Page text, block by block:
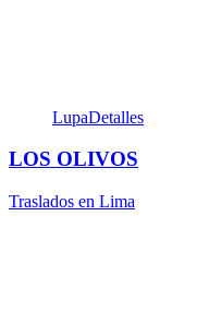
LupaDetalles
LOS OLIVOS
Traslados en Lima